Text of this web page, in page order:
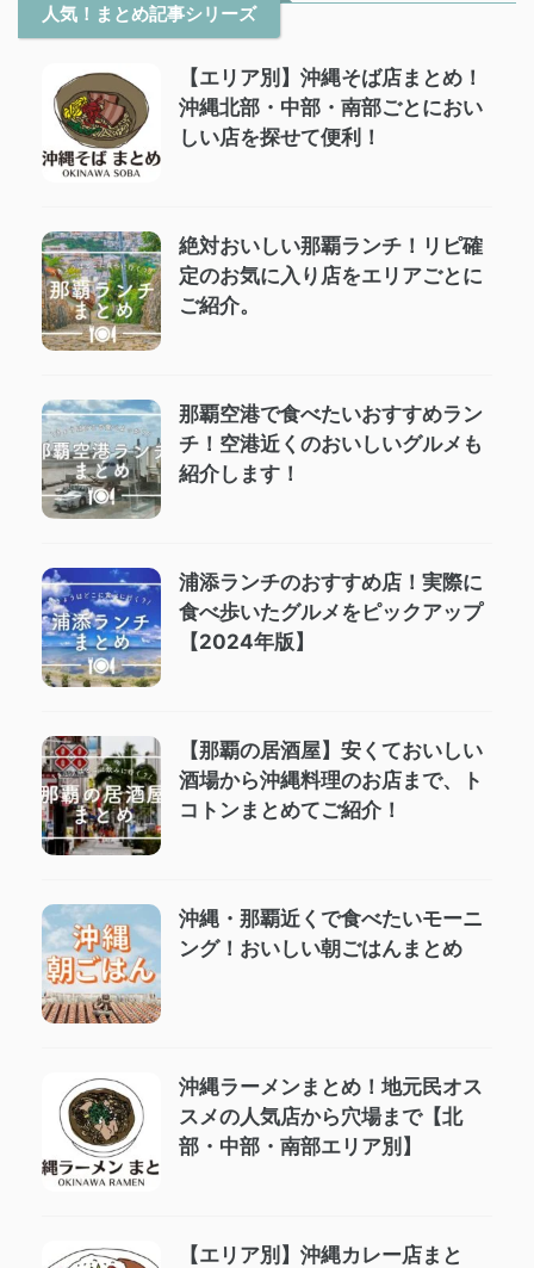
人気！まとめ記事シリーズ
【エリア別】沖縄そば店まとめ！
沖縄北部・中部・南部ごとにおい
しい店を探せて便利！
絶対おいしい那覇ランチ！リピ確
定のお気に入り店をエリアごとに
ご紹介。
那覇空港で食べたいおすすめラン
チ！空港近くのおいしいグルメも
紹介します！
浦添ランチのおすすめ店！実際に
食べ歩いたグルメをピックアップ
【2024年版】
【那覇の居酒屋】安くておいしい
酒場から沖縄料理のお店まで、ト
コトンまとめてご紹介！
沖縄・那覇近くで食べたいモーニ
ング！おいしい朝ごはんまとめ
沖縄ラーメンまとめ！地元民オス
スメの人気店から穴場まで【北
部・中部・南部エリア別】
【エリア別】沖縄カレー店まと